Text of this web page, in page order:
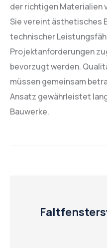
der richtigen Materialien
Sie vereint ästhetisches
technischer
Projektanforderungen
bevorzugt werden.
müssen gemeinsam
Ansatz gewährleistet
Bauwerke.